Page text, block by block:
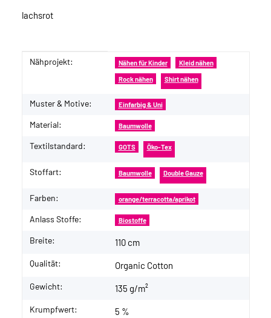
lachsrot
Produkteigenschaft
Wert
Nähprojekt: Nähen für Kinder Kleid nähen
Rock nähen Shirt nähen
Muster & Motive: Einfarbig & Uni
Material: Baumwolle
Textilstandard: GOTS Öko-Tex
Stoffart: Baumwolle Double Gauze
Farben: orange/terracotta/aprikot
Anlass Stoffe: Biostoffe
Breite: 110 cm
Qualität: Organic Cotton
Gewicht: 135 g/m²
Krumpfwert: 5 %